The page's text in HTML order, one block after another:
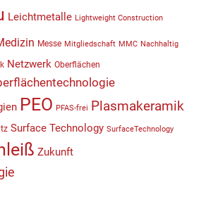
Leichtmetalle Lightweight Construction
Messe Mitgliedschaft MMC Nachhaltig
Netzwerk Oberflächen
PEO PFAS-frei Plasmakeramik
Surface Technology SurfaceTechnology
Zukunft